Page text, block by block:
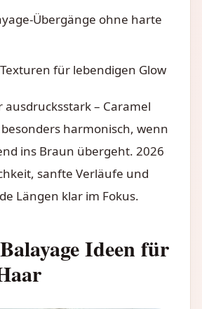
Übergänge ohne harte
für lebendigen Glow
ausdrucksstark – Caramel
harmonisch, wenn
ins Braun übergeht. 2026
sanfte Verläufe und
Längen klar im Fokus.
Ideen für